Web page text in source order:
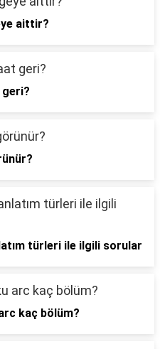
aittir?
geri?
türleri ile ilgili sorular
kaç bölüm?